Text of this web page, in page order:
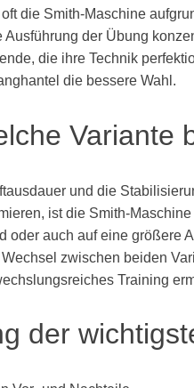
die Smith-Maschine
der Übung
die ihre Technik
die bessere Wahl.
Variante
und die
ist die Smith-
oder auch auf eine größere
zwischen beiden
Training
der